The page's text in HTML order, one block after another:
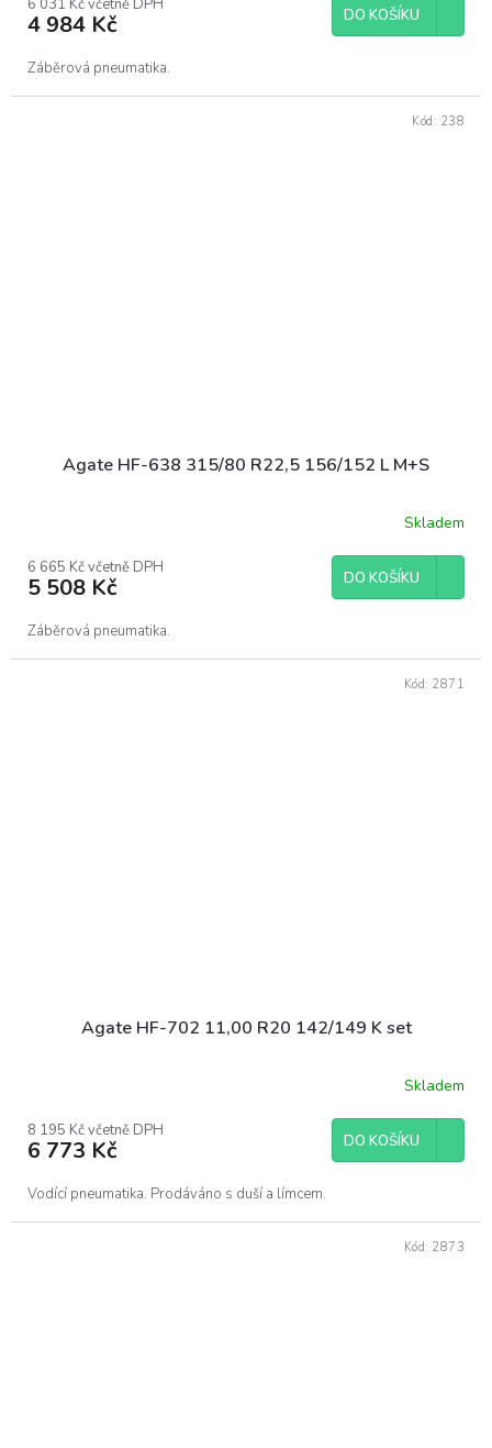
4 984 Kč DO KOŠÍKU
Záběrová pneumatika.
Agate HF-638 315/80 R22,5 156/152 L M+S
Skladem
6 665 Kč včetně DPH
5 508 Kč DO KOŠÍKU
Záběrová pneumatika.
Kód: 238
Agate HF-702 11,00 R20 142/149 K set
Skladem
8 195 Kč včetně DPH
6 773 Kč DO KOŠÍKU
Vodící pneumatika. Prodáváno s duší a límcem.
Kód: 2871
Kód: 2873